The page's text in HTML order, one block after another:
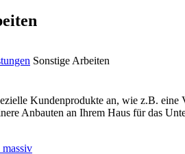
Sonstige Arbeiten
Kundenprodukte an, wie z.B.
Anbauten an Ihrem Haus für das